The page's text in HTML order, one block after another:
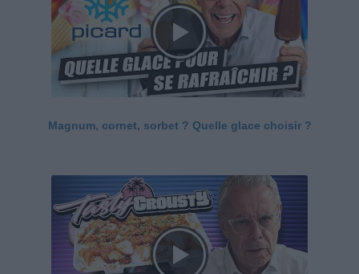
Magnum, cornet, sorbet ? Quelle glace choisir ?